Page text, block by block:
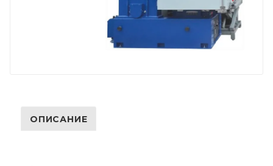
ОПИСАНИЕ